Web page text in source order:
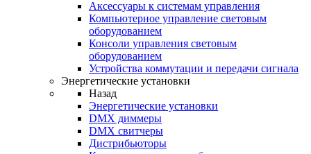
Аксессуары к системам управления
Компьютерное управление световым
оборудованием
Консоли управления световым
оборудованием
Устройства коммутации и передачи сигнала
Энергетические установки
Назад
Энергетические установки
DMX диммеры
DMX свитчеры
Дистрибьюторы